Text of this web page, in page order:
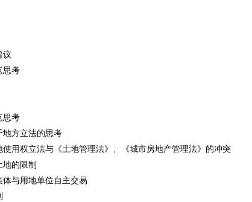
建议
思考
点思考
地方立法的思考
使用权立法与《土地管理法》、《城市房地产管理法》的冲突
地的限制
体与用地单位自主交易
制